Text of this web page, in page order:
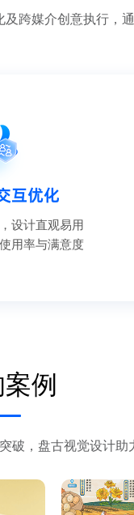
跨媒介创意执行，
互优化
设计直观易用
用率与满意度
例
破，盘古视觉设计助